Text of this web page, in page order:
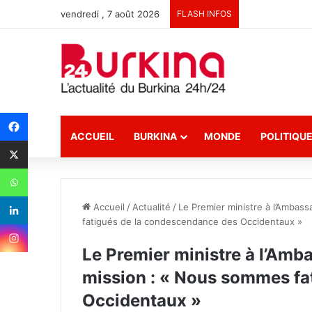
vendredi , 7 août 2026 FLASH INFOS
ACCUEIL BURKINA MONDE POLITIQUE
Accueil / Actualité / Le Premier ministre à
fatigués de la condescendance des Occidentaux »
Le Premier ministre à
mission : « Nous sommes
Occidentaux »